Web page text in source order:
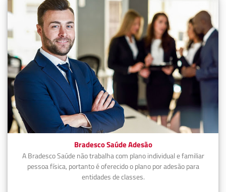
Bradesco Saúde Adesão
A Bradesco Saúde não trabalha com plano individual e familiar
pessoa física, portanto é oferecido o plano por adesão para
entidades de classes.